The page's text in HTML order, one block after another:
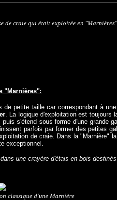
de craie qui était exploitée en "Marnières"
"Marnières":
de petite taille car correspondant à
. La logique d'exploitation est toujours
s'étend sous forme d'une grande
parfois par former des petites
de craie. Dans la "Marnière"
exceptionnel.
une crayère d'étais en bois
classique d'une Marnière